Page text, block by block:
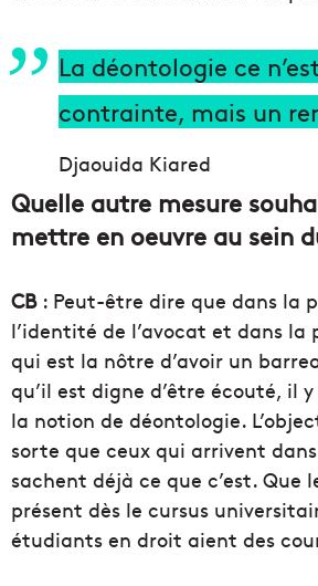
La déontologie ce
contrainte, mais un
Djaouida Kiared
Quelle autre mesure
mettre en oeuvre au sein
CB: Peut-être dire que dans la
l’identité de l’avocat et dans la
qui est la nôtre d’avoir un
qu’il est digne d’être écouté, il
la notion de déontologie.
sorte que ceux qui arrivent
sachent déjà ce que c’est. Que
présent dès le cursus
étudiants en droit aient des